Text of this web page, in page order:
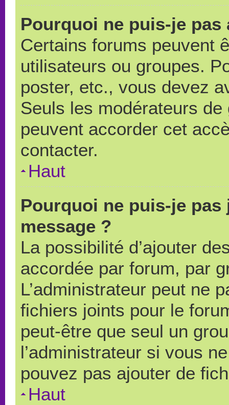
Pourquoi ne puis-je
Certains forums peuvent
utilisateurs ou groupes.
poster, etc., vous devez
Seuls les modérateurs
peuvent accorder cet
contacter.
Haut
Pourquoi ne puis-je
message ?
La possibilité d’ajouter
accordée par forum, par
L’administrateur peut ne
fichiers joints pour le
peut-être que seul un
l’administrateur si vous
pouvez pas ajouter de
Haut